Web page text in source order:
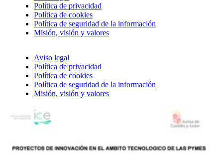
Política de privacidad
Política de cookies
Política de seguridad de la información
Misión, visión y valores
Aviso legal
Política de privacidad
Política de cookies
Política de seguridad de la información
Misión, visión y valores